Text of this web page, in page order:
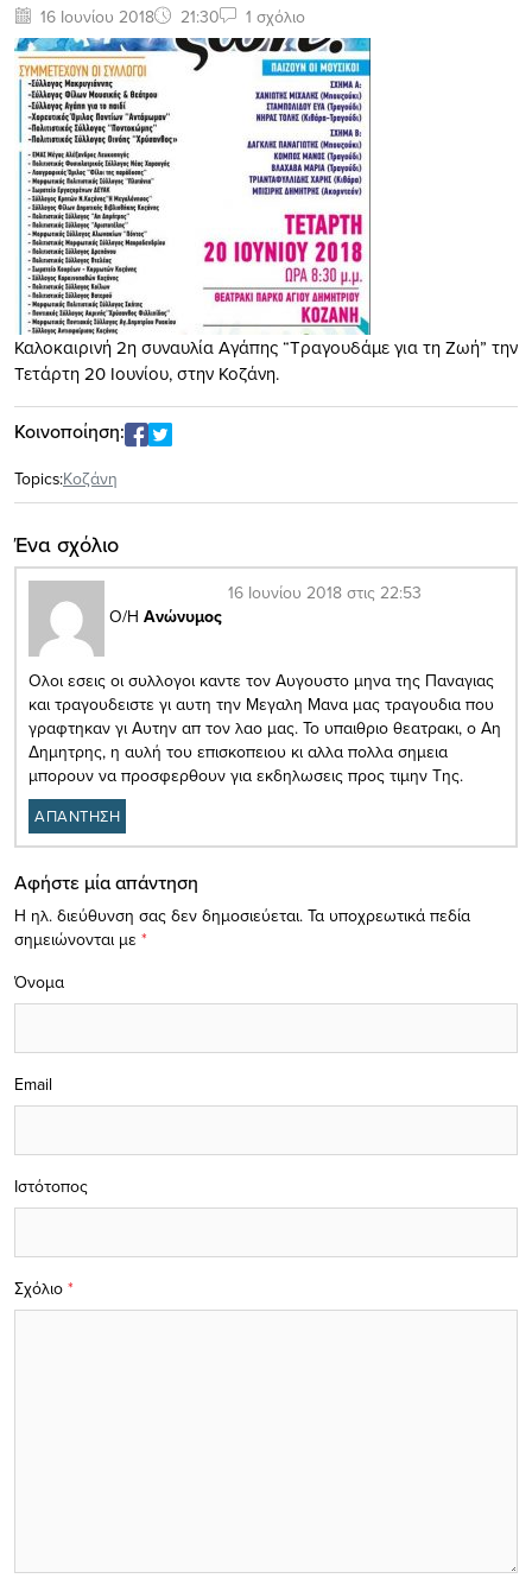
16 Ιουνίου 2018 21:30 1 σχόλιο
Καλοκαιρινή 2η συναυλία Αγάπης “Τραγουδάμε για τη Ζωή” την
Τετάρτη 20 Ιουνίου, στην Κοζάνη.
Κοινοποίηση:
Topics:Κοζάνη
Ένα σχόλιο
Ο/Η Ανώνυμος
16 Ιουνίου 2018 στις 22:53
Ολοι εσεις οι συλλογοι καντε τον Αυγουστο μηνα της Παναγιας
και τραγουδειστε γι αυτη την Μεγαλη Μανα μας τραγουδια που
γραφτηκαν γι Αυτην απ τον λαο μας. Το υπαιθριο θεατρακι, ο Αη
Δημητρης, η αυλή του επισκοπειου κι αλλα πολλα σημεια
μπορουν να προσφερθουν για εκδηλωσεις προς τιμην Της.
ΑΠΑΝΤΗΣΗ
Αφήστε μία απάντηση
Η ηλ. διεύθυνση σας δεν δημοσιεύεται. Τα υποχρεωτικά πεδία
σημειώνονται με *
Σχόλιο *
Όνομα
Email
Ιστότοπος